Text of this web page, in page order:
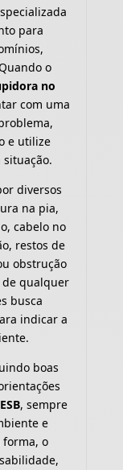
para
o
no
com uma
e utilize
diversos
na pia,
cabelo no
restos de
obstrução
de qualquer
busca
indicar a
boas
, sempre
e
forma, o